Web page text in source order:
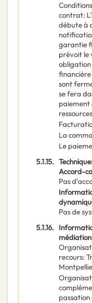
contrat:
débute à
garantie
prévoit le
financière
sont
se fera
paiement
La
Le
5.1.15.
Accord-
Pas
Pas de
5.1.16.
recours: